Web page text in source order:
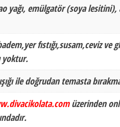
yağı, emülgatör (soya
fıstığı,susam,ceviz ve
yoktur.
ile doğrudan temasta
üzerinden